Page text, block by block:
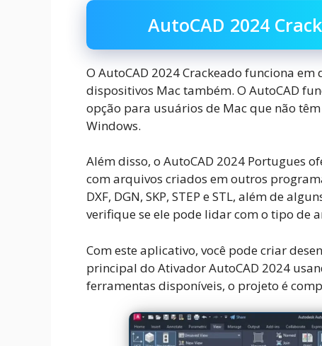
AutoCAD 2024
O AutoCAD 2024 Crackeado funciona
dispositivos Mac também. O AutoCAD
opção para usuários de Mac que não
Windows.
Além disso, o AutoCAD 2024 Portugues
com arquivos criados em outros
DXF, DGN, SKP, STEP e STL, além de
verifique se ele pode lidar com o tipo de
Com este aplicativo, você pode criar
principal do Ativador AutoCAD 2024
ferramentas disponíveis, o projeto é